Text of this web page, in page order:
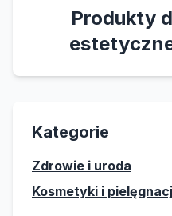
Produkty
Kategorie
Zdrowie i uroda
Kosmetyki i